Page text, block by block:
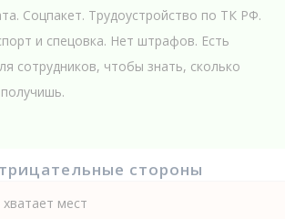
Соцпакет. Трудоустройство по ТК РФ.
и спецовка. Нет штрафов. Есть
сотрудников, чтобы знать, сколько
стороны
мест